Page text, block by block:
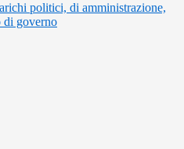
politici, di amministrazione,
di governo